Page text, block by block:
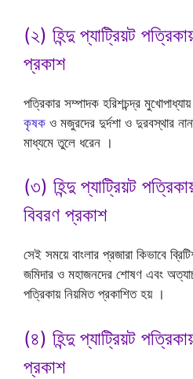
(২) হিন্দু প্যাট্রিয়ট
প্রকাশ
পত্রিকার সম্পাদক হরিশচন্দ্র
কৃষক ও মজুরদের দুর্দশা ও দুরবস্থার
মাধ্যমে তুলে ধরেন ।
(৩) হিন্দু প্যাট্রিয়ট
বিবরণ প্রকাশ
সেই সময়ে বাংলার প্রজারা কিভাবে
জমিদার ও মহাজনদের শোষণ এবং
পত্রিকায় নিয়মিত প্রকাশিত হয় ।
(৪) হিন্দু প্যাট্রিয়ট
প্রকাশ